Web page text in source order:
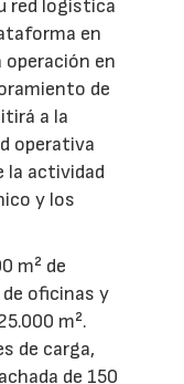
red logística
en
operación en
de
a la
operativa
la actividad
y los
m² de
de oficinas y
m².
de carga,
de 150